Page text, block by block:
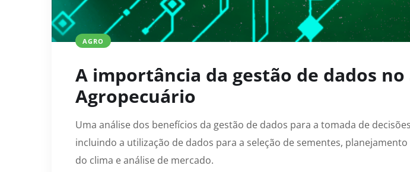
AGRO
A importância da gestão de dados no
Agropecuário
Uma análise dos benefícios da gestão de dados para a tomada de
incluindo a utilização de dados para a seleção de sementes,
do clima e análise de mercado.